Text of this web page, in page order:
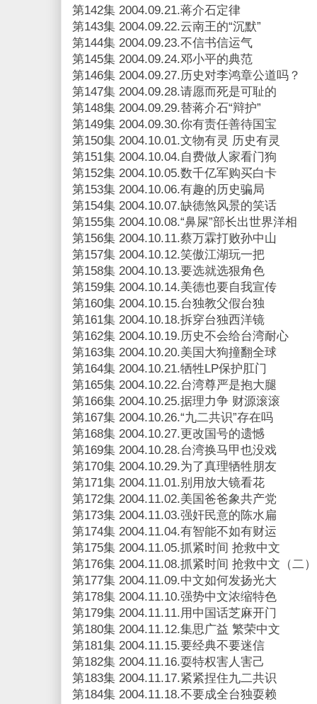
第142集 2004.09.21.蒋介石定律
第143集 2004.09.22.云南王的“沉默”
第144集 2004.09.23.不信书信运气
第145集 2004.09.24.邓小平的典范
第146集 2004.09.27.历史对李鸿章公道吗？
第147集 2004.09.28.请愿而死是可耻的
第148集 2004.09.29.替蒋介石“辩护”
第149集 2004.09.30.你有责任善待国宝
第150集 2004.10.01.文物有灵 历史有灵
第151集 2004.10.04.自费做人家看门狗
第152集 2004.10.05.数千亿军购买白卡
第153集 2004.10.06.有趣的历史骗局
第154集 2004.10.07.缺德煞风景的笑话
第155集 2004.10.08.“鼻屎”部长出世界洋相
第156集 2004.10.11.蔡万霖打败孙中山
第157集 2004.10.12.笑傲江湖玩一把
第158集 2004.10.13.要选就选狠角色
第159集 2004.10.14.美德也要自我宣传
第160集 2004.10.15.台独教父假台独
第161集 2004.10.18.拆穿台独西洋镜
第162集 2004.10.19.历史不会给台湾耐心
第163集 2004.10.20.美国大狗撞翻全球
第164集 2004.10.21.牺牲LP保护肛门
第165集 2004.10.22.台湾尊严是抱大腿
第166集 2004.10.25.据理力争 财源滚滚
第167集 2004.10.26.“九二共识”存在吗
第168集 2004.10.27.更改国号的遗憾
第169集 2004.10.28.台湾换马甲也没戏
第170集 2004.10.29.为了真理牺牲朋友
第171集 2004.11.01.别用放大镜看花
第172集 2004.11.02.美国爸爸象共产党
第173集 2004.11.03.强奸民意的陈水扁
第174集 2004.11.04.有智能不如有财运
第175集 2004.11.05.抓紧时间 抢救中文
第176集 2004.11.08.抓紧时间 抢救中文（二）
第177集 2004.11.09.中文如何发扬光大
第178集 2004.11.10.强势中文浓缩特色
第179集 2004.11.11.用中国话芝麻开门
第180集 2004.11.12.集思广益 繁荣中文
第181集 2004.11.15.要经典不要迷信
第182集 2004.11.16.耍特权害人害己
第183集 2004.11.17.紧紧捏住九二共识
第184集 2004.11.18.不要成全台独耍赖